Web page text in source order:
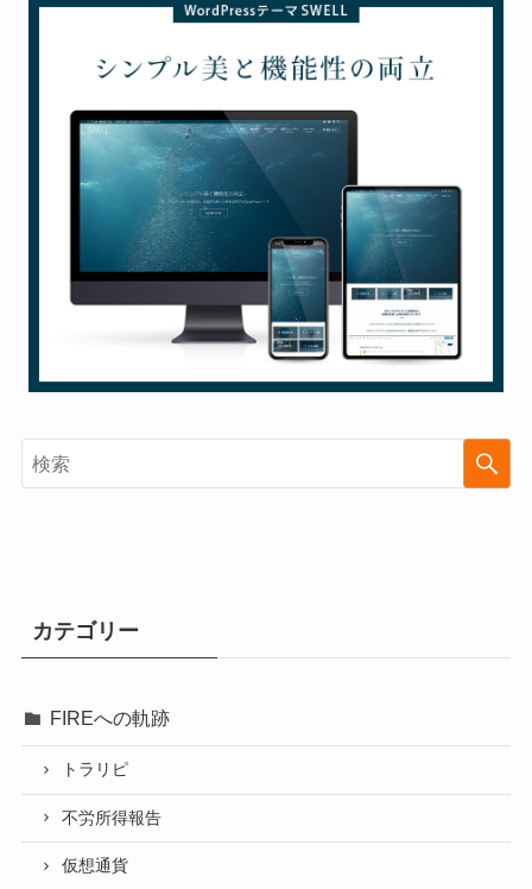
カテゴリー
FIREへの軌跡
トラリピ
不労所得報告
仮想通貨